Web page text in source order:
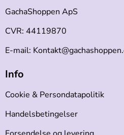
GachaShoppen ApS
CVR: 44119870
E-mail:
Info
Cookie & Persondatapolitik
Handelsbetingelser